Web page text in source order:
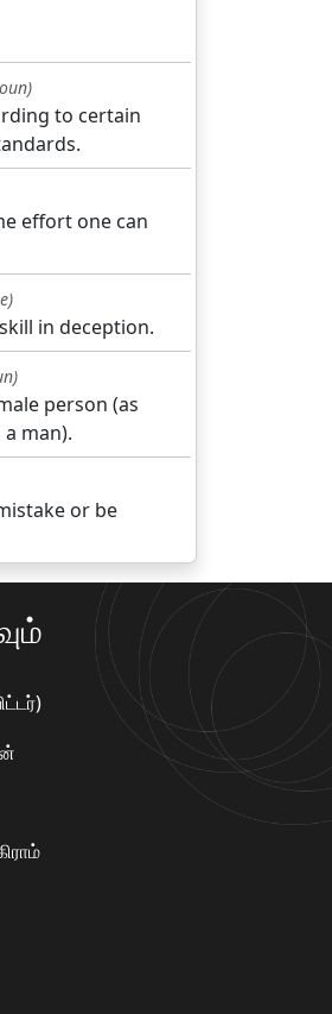
to certain
effort one can
in deception.
person (as
man).
or be